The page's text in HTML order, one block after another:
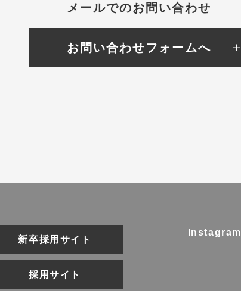
メールでのお問い合わせ
お問い合わせフォームへ
新卒採用サイト
採用サイト
Instagram